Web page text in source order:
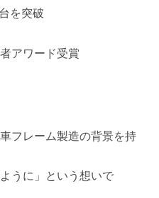
を突破
アワード受賞
フレーム製造の背景を持
うに」という想いで